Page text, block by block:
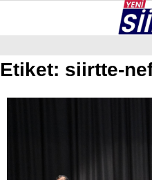
GALERİ VİDEO
Etiket: siirtte-